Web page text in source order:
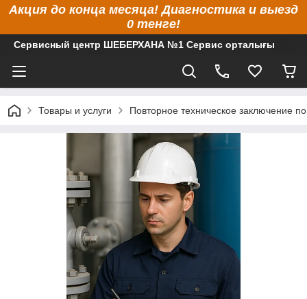
Акция до конца месяца! Диагностика и выезд
0 тенге!
Сервисный центр ШЕБЕРХАНА №1 Сервис орталығы
Товары и услуги Повторное техническое заключение